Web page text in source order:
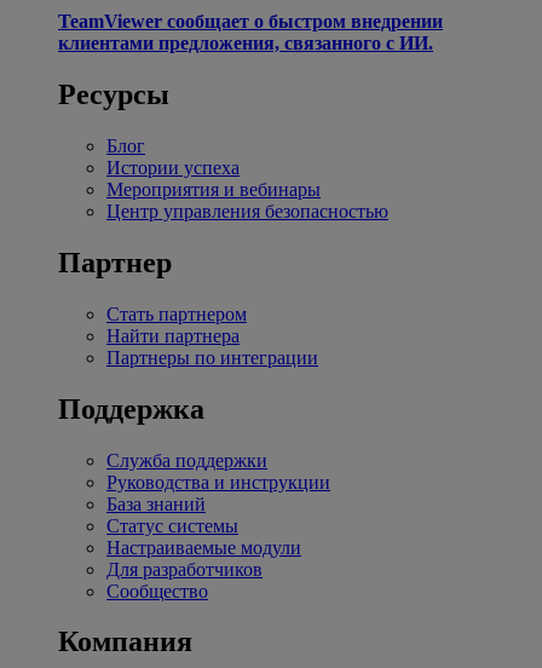
TeamViewer сообщает о быстром внедрении
клиентами предложения, связанного с ИИ.
Ресурсы
Блог
Истории успеха
Мероприятия и вебинары
Центр управления безопасностью
Партнер
Стать партнером
Найти партнера
Партнеры по интеграции
Поддержка
Служба поддержки
Руководства и инструкции
База знаний
Статус системы
Настраиваемые модули
Для разработчиков
Сообщество
Компания